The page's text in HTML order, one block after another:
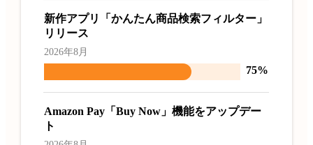
新作アプリ「かんたん商品検索フィルター」
リリース
2026年8月
75%
Amazon Pay「Buy Now」機能をアップデー
ト